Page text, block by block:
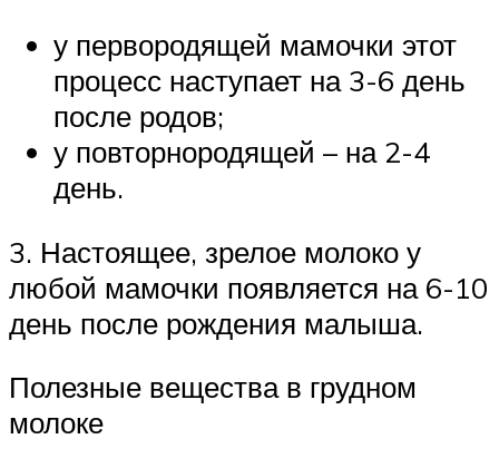
у первородящей мамочки этот
процесс наступает на 3-6 день
после родов;
у повторнородящей – на 2-4
день.
3. Настоящее, зрелое молоко у
любой мамочки появляется на 6-10
день после рождения малыша.
Полезные вещества в грудном
молоке